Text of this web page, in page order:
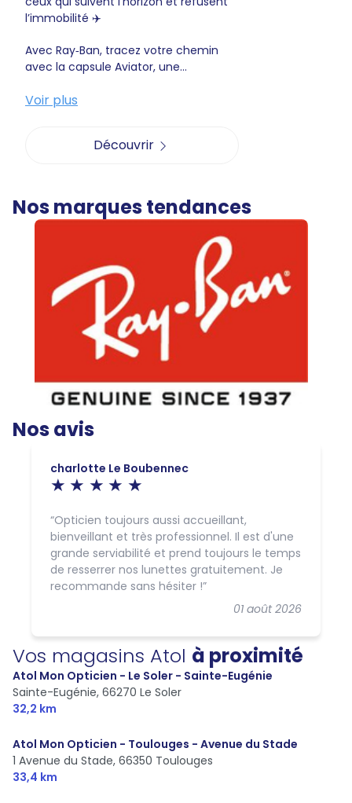
l’immobilité ✈️
Avec Ray‑Ban, tracez votre chemin
avec la capsule Aviator, une...
Voir plus
Découvrir
Nos marques tendances
Nos avis
charlotte Le Boubennec
01 août 2026
Opticien toujours aussi accueillant,
bienveillant et très professionnel. Il est d'une
grande serviabilité et prend toujours le temps
de resserrer nos lunettes gratuitement. Je
recommande sans hésiter !
Vos magasins Atol à proximité
Atol Mon Opticien - Le Soler - Sainte-Eugénie
Sainte-Eugénie, 66270 Le Soler
32,2 km
Atol Mon Opticien - Toulouges - Avenue du Stade
1 Avenue du Stade, 66350 Toulouges
33,4 km